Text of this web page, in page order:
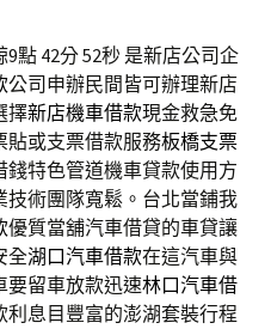
點 42分 52秒 是新店公司企
公司申辦民間皆可辦理新店
擇新店機車借款現金救急免
貼或支票借款服務板橋支票
特色管道機車貸款使用方
技術團隊寬鬆。台北當鋪我
優質當舖汽車借貸的車貸讓
全湖口汽車借款在這汽車與
要留車放款迅速林口汽車借
息目豐富的澎湖套裝行程